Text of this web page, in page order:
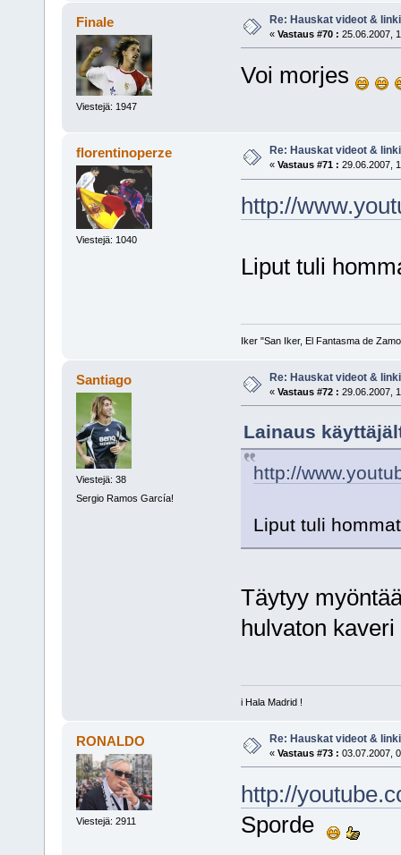
Finale
Viestejä: 1947
Re: Hauskat videot &
« Vastaus #70 : 25.06.2007,
Voi morjes
florentinoperze
Viestejä: 1040
Re: Hauskat videot &
« Vastaus #71 : 29.06.2007,
http://
Liput tuli
Iker "San Iker, El Fantasma de
Santiago
Viestejä: 38
Sergio Ramos García!
Re: Hauskat videot &
« Vastaus #72 : 29.06.2007,
Lainaus
http://
Liput tuli
Täytyy
hulvaton
i Hala Madrid !
RONALDO
Viestejä: 2911
Re: Hauskat videot &
« Vastaus #73 : 03.07.2007,
http://
Sporde